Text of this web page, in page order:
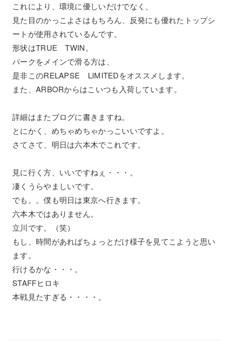
これにより、環境に優しいだけでなく、
見た目のかっこよさはもちろん、反発にも優れたトップシ
ートが使用されているんです。
形状はTRUE TWIN。
パークをメインで滑る方は、
是非このRELAPSE LIMITEDをオススメします。
また、ARBORからはこいつも入荷しています。
詳細はまたブログに書きますね。
とにかく、めちゃめちゃかっこいいですよ。
さてさて、明日は六本木でこれです。
見に行く方、いいですねぇ・・・。
凄くうらやましいです。
でも。。僕も明日は東京へ行きます。
六本木ではありません。
立川です。（笑）
もし、時間があればちょっとだけ様子を見てこようと思い
ます。
行けるかな・・・。
STAFFヒロキ
本戦見たすぎる・・・・。